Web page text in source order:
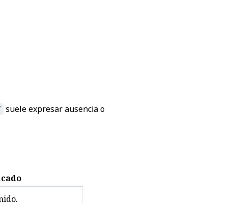
suele expresar ausencia o